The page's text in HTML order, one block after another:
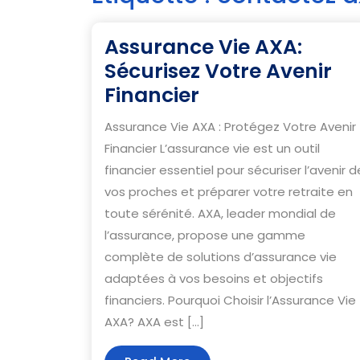
Assurance Vie AXA:
Sécurisez Votre Avenir
Financier
Vie
AXA:
Sécurisez
Votre
Avenir
Financier
Assurance Vie AXA : Protégez Votre Avenir
Financier L’assurance vie est un outil
financier essentiel pour sécuriser l’avenir
vos proches et préparer votre retraite en
toute sérénité. AXA, leader mondial de
l’assurance, propose une gamme
complète de solutions d’assurance vie
adaptées à vos besoins et objectifs
financiers. Pourquoi Choisir l’Assurance Vie
AXA? AXA est […]